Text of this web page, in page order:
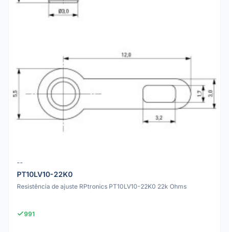
--
PT10LV10-22K0
Resistência de ajuste RPtronics PT10LV10-22K0 22k Ohms
991